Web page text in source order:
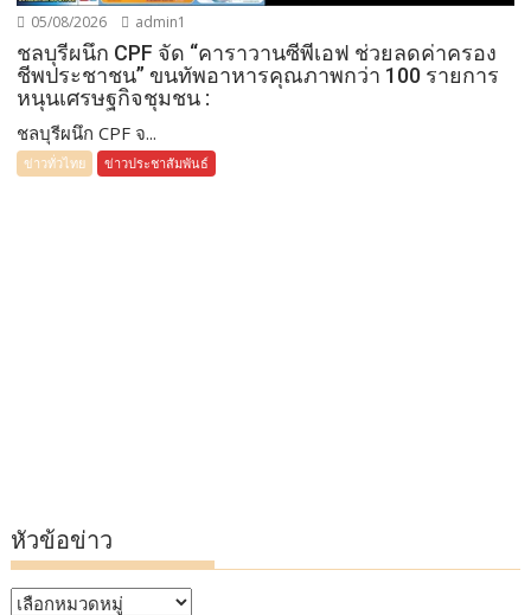
05/08/2026 admin1
ชลบุรีผนึก CPF จัด “คาราวานซีพีเอฟ ช่วยลดค่าครอง
ชีพประชาชน” ขนทัพอาหารคุณภาพกว่า 100 รายการ
หนุนเศรษฐกิจชุมชน :
ชลบุรีผนึก CPF จ...
ข่าวทั่วไทย ข่าวประชาสัมพันธ์
หัวข้อข่าว
หัวข้อ